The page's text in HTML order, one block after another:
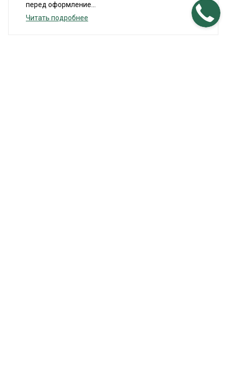
перед оформление...
Читать подробнее